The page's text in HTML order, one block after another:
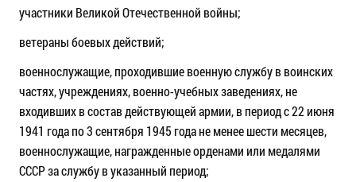
участники Великой Отечественной войны;
ветераны боевых действий;
военнослужащие, проходившие военную службу в воинских
частях, учреждениях, военно-учебных заведениях, не
входивших в состав действующей армии, в период с 22 июня
1941 года по 3 сентября 1945 года не менее шести месяцев,
военнослужащие, награжденные орденами или медалями
СССР за службу в указанный период;